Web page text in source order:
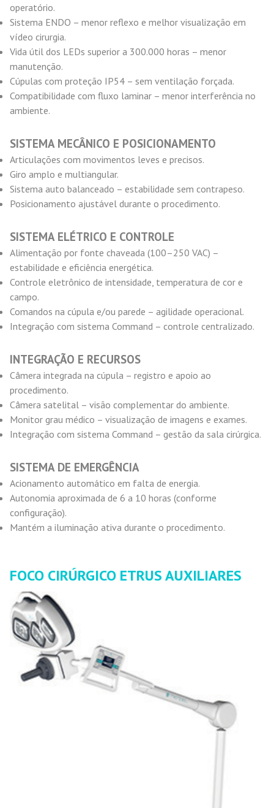
operatório.
Sistema ENDO – menor reflexo e melhor visualização em
vídeo cirurgia.
Vida útil dos LEDs superior a 300.000 horas – menor
manutenção.
Cúpulas com proteção IP54 – sem ventilação forçada.
Compatibilidade com fluxo laminar – menor interferência no
ambiente.
SISTEMA MECÂNICO E POSICIONAMENTO
Articulações com movimentos leves e precisos.
Giro amplo e multiangular.
Sistema auto balanceado – estabilidade sem contrapeso.
Posicionamento ajustável durante o procedimento.
SISTEMA ELÉTRICO E CONTROLE
Alimentação por fonte chaveada (100–250 VAC) –
estabilidade e eficiência energética.
Controle eletrônico de intensidade, temperatura de cor e
campo.
Comandos na cúpula e/ou parede – agilidade operacional.
Integração com sistema Command – controle centralizado.
INTEGRAÇÃO E RECURSOS
Câmera integrada na cúpula – registro e apoio ao
procedimento.
Câmera satelital – visão complementar do ambiente.
Monitor grau médico – visualização de imagens e exames.
Integração com sistema Command – gestão da sala cirúrgica.
SISTEMA DE EMERGÊNCIA
Acionamento automático em falta de energia.
Autonomia aproximada de 6 a 10 horas (conforme
configuração).
Mantém a iluminação ativa durante o procedimento.
FOCO CIRÚRGICO ETRUSAUXILIARES